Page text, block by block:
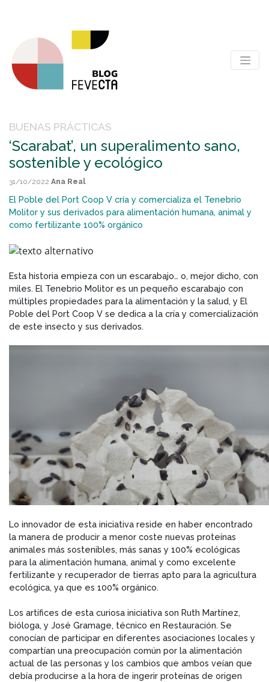
BUENAS PRÁCTICAS
‘Scarabat’, un superalimento sano,
sostenible y ecológico
31/10/2022 Ana Real
El Poble del Port Coop V cría y comercializa el Tenebrio
Molitor y sus derivados para alimentación humana, animal y
como fertilizante 100% orgánico
Esta historia empieza con un escarabajo… o, mejor dicho, con
miles. El Tenebrio Molitor es un pequeño escarabajo con
múltiples propiedades para la alimentación y la salud, y El
Poble del Port Coop V se dedica a la cría y comercialización
de este insecto y sus derivados.
Lo innovador de esta iniciativa reside en haber encontrado
la manera de producir a menor coste nuevas proteínas
animales más sostenibles, más sanas y 100% ecológicas
para la alimentación humana, animal y como excelente
fertilizante y recuperador de tierras apto para la agricultura
ecológica, ya que es 100% orgánico.
Los artífices de esta curiosa iniciativa son Ruth Martínez,
bióloga, y José Gramage, técnico en Restauración. Se
conocían de participar en diferentes asociaciones locales y
compartían una preocupación común por la alimentación
actual de las personas y los cambios que ambos veían que
debía producirse a la hora de ingerir proteínas de origen